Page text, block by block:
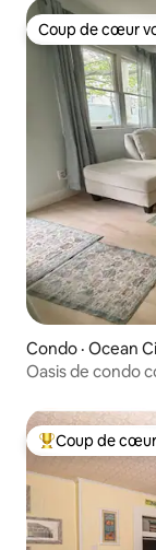
Coup de cœur
Coup de cœur
Condo · Ocean
Oasis de condo
Coup de cœur
Coup de